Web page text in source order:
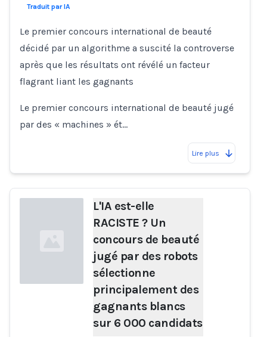
Loading...
Traduit par IA
Le premier concours international de beauté
décidé par un algorithme a suscité la controverse
après que les résultats ont révélé un facteur
flagrant liant les gagnants
Le premier concours international de beauté jugé
par des « machines » ét…
Lire plus
L'IA est-elle
RACISTE ? Un
concours de beauté
jugé par des robots
sélectionne
principalement des
gagnants blancs
sur 6 000 candidats